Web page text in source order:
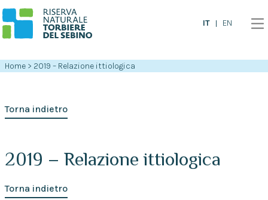
IT EN
Home > 2019 – Relazione ittiologica
Torna indietro
2019 – Relazione ittiologica
Torna indietro